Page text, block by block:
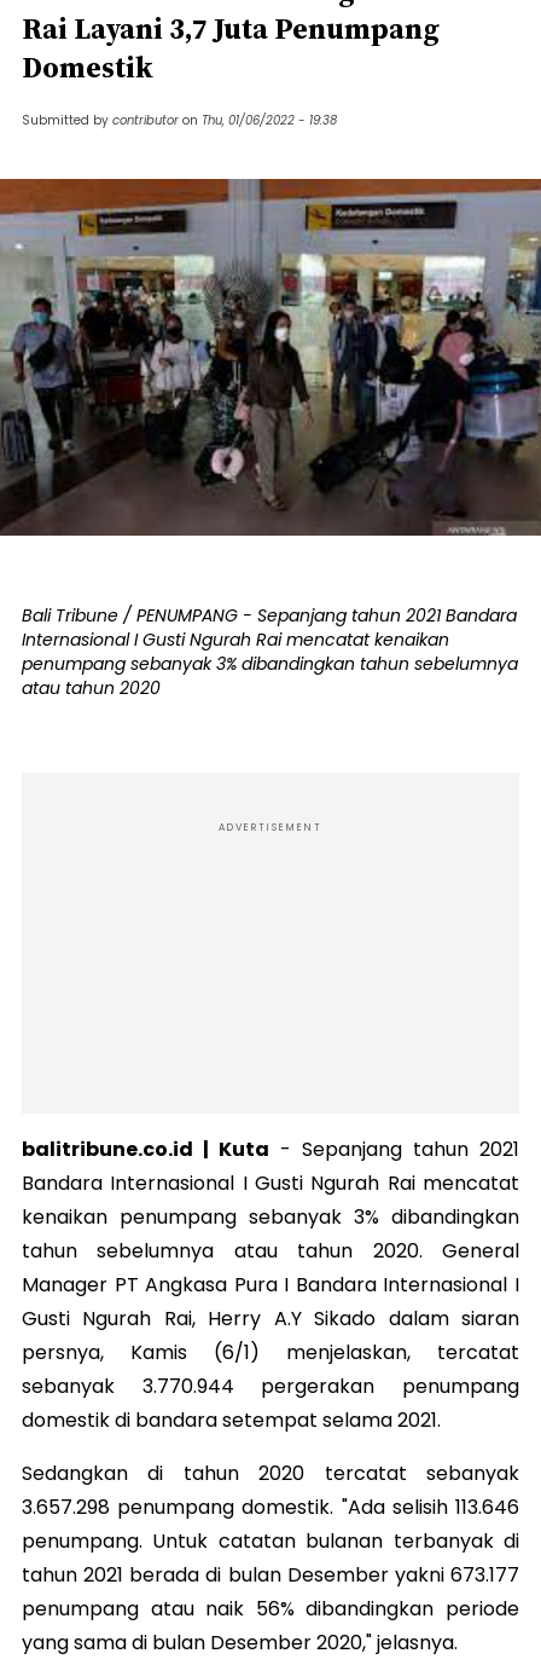
Rai Layani 3,7 Juta Penumpang
Domestik
Submitted by contributor on Thu, 01/06/2022 - 19:38
Bali Tribune / PENUMPANG - Sepanjang tahun 2021 Bandara
Internasional I Gusti Ngurah Rai mencatat kenaikan
penumpang sebanyak 3% dibandingkan tahun sebelumnya
atau tahun 2020
ADVERTISEMENT
balitribune.co.id | Kuta - Sepanjang tahun 2021
Bandara Internasional I Gusti Ngurah Rai mencatat
kenaikan penumpang sebanyak 3% dibandingkan
tahun sebelumnya atau tahun 2020. General
Manager PT Angkasa Pura I Bandara Internasional I
Gusti Ngurah Rai, Herry A.Y Sikado dalam siaran
persnya, Kamis (6/1) menjelaskan, tercatat
sebanyak 3.770.944 pergerakan penumpang
domestik di bandara setempat selama 2021.
Sedangkan di tahun 2020 tercatat sebanyak
3.657.298 penumpang domestik. "Ada selisih 113.646
penumpang. Untuk catatan bulanan terbanyak di
tahun 2021 berada di bulan Desember yakni 673.177
penumpang atau naik 56% dibandingkan periode
yang sama di bulan Desember 2020," jelasnya.